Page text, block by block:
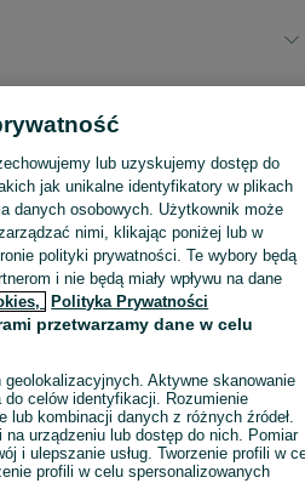
na OLX, aby skontaktować się z
Wyślij wiadomość
lub uzyskujemy dostęp do
jak unikalne identyfikatory w plikach
danych osobowych. Użytkownik może
nimi, klikając poniżej lub w
polityki prywatności. Te wybory będą
i nie będą miały wpływu na dane
Polityka Prywatności
przetwarzamy dane w celu
geolokalizacyjnych. Aktywne skanowanie
celów identyfikacji. Rozumienie
lub kombinacji danych z różnych źródeł.
na urządzeniu lub dostęp do nich. Pomiar
i ulepszanie usług. Tworzenie profili w
profili w celu spersonalizowanych